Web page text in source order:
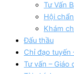
Tư Vấn
Hội
Khám
Đấu thầu
Chỉ đạo tuyến
Tư vấn – Giáo